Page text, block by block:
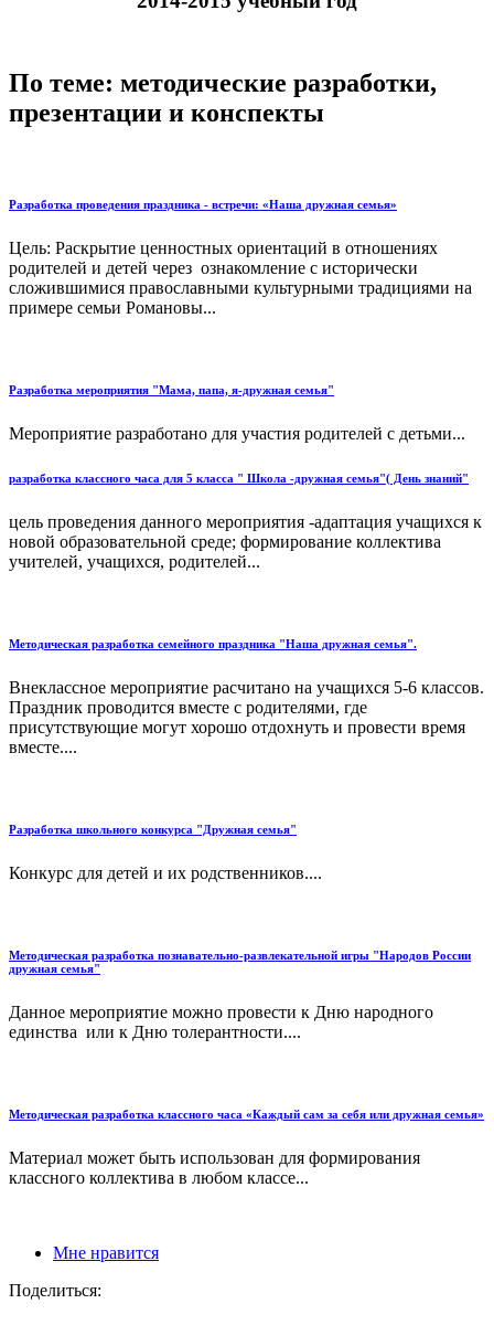
По теме: методические разработки,
презентации и конспекты
Разработка проведения праздника - встречи: «Наша дружная семья»
Цель: Раскрытие ценностных ориентаций в отношениях
родителей и детей через ознакомление с исторически
сложившимися православными культурными традициями на
примере семьи Романовы...
Разработка мероприятия "Мама, папа, я-дружная семья"
Мероприятие разработано для участия родителей с детьми...
разработка классного часа для 5 класса " Школа -дружная семья"( День знаний"
цель проведения данного мероприятия -адаптация учащихся к
новой образовательной среде; формирование коллектива
учителей, учащихся, родителей...
Методическая разработка семейного праздника "Наша дружная семья".
Внеклассное мероприятие расчитано на учащихся 5-6 классов.
Праздник проводится вместе с родителями, где
присутствующие могут хорошо отдохнуть и провести время
вместе....
Разработка школьного конкурса "Дружная семья"
Конкурс для детей и их родственников....
Методическая разработка познавательно-развлекательной игры "Народов России
дружная семья"
Данное мероприятие можно провести к Дню народного
единства или к Дню толерантности....
Методическая разработка классного часа «Каждый сам за себя или дружная семья»
Материал может быть использован для формирования
классного коллектива в любом классе...
Мне нравится
Поделиться: